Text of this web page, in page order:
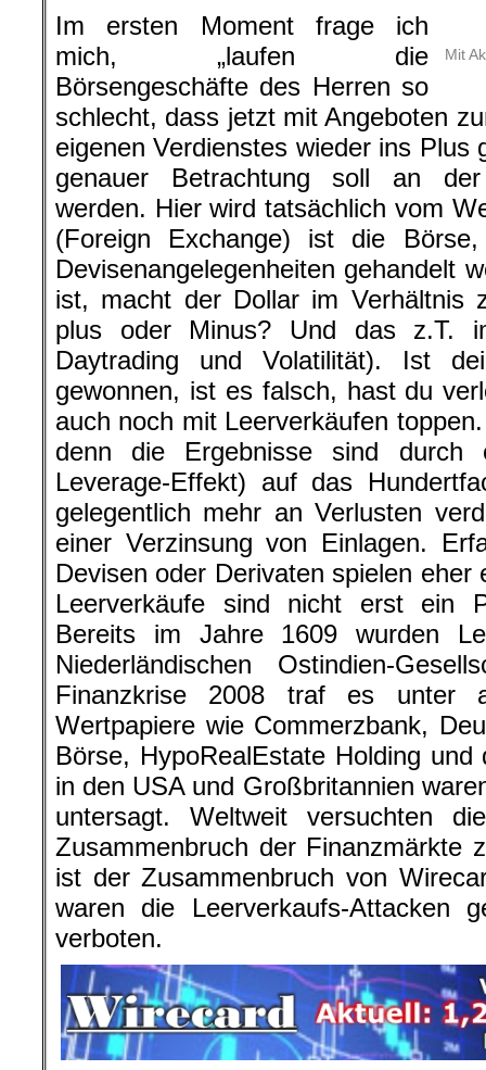
Mit
Im ersten Moment frage ich
mich, „laufen die
Börsengeschäfte des Herren so
schlecht, dass jetzt mit Angeboten
eigenen Verdienstes wieder ins Plus
genauer Betrachtung soll an
werden. Hier wird tatsächlich vom
(Foreign Exchange) ist die
Devisenangelegenheiten gehandelt
ist, macht der Dollar im Verhältnis
plus oder Minus? Und das z.T.
Daytrading und Volatilität). Ist
gewonnen, ist es falsch, hast du
auch noch mit Leerverkäufen
denn die Ergebnisse sind durch
Leverage-Effekt) auf das
gelegentlich mehr an Verlusten
einer Verzinsung von Einlagen.
Devisen oder Derivaten spielen eher
Leerverkäufe sind nicht erst ein
Bereits im Jahre 1609 wurden
Niederländischen Ostindien-
Finanzkrise 2008 traf es unter
Wertpapiere wie Commerzbank,
Börse, HypoRealEstate Holding
in den USA und Großbritannien
untersagt. Weltweit versuchten
Zusammenbruch der Finanzmärkte
ist der Zusammenbruch von
waren die Leerverkaufs-Attacken
verboten.